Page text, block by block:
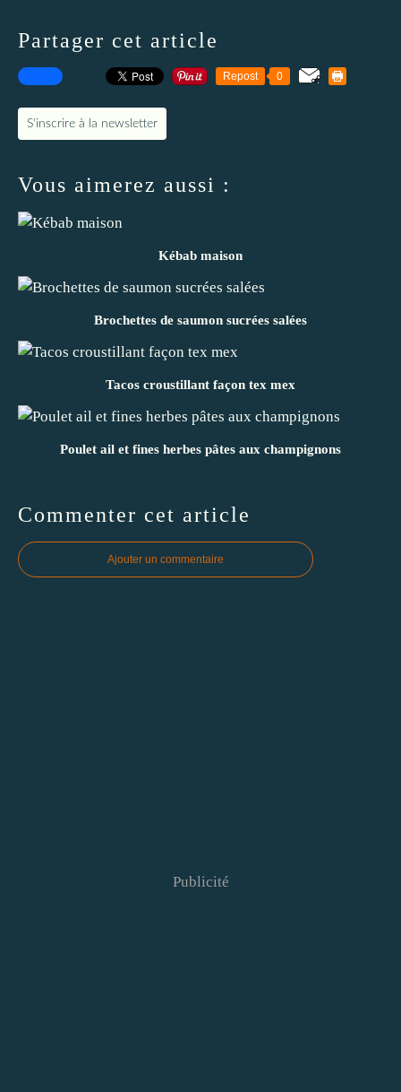
Partager cet article
Repost 0
S'inscrire à la newsletter
Vous aimerez aussi :
Kébab maison
Brochettes de saumon sucrées salées
Tacos croustillant façon tex mex
Poulet ail et fines herbes pâtes aux champignons
Commenter cet article
Ajouter un commentaire
Publicité